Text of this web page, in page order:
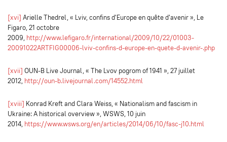
[xvi] Arielle Thedrel, « Lviv, confins d'Europe en quête d'avenir », Le
Figaro, 21 octobre
2009, http://www.lefigaro.fr/international/2009/10/22/01003-
20091022ARTFIG00006-lviv-confins-d-europe-en-quete-d-avenir-.php
[xvii] OUN-B Live Journal, « The Lvov pogrom of 1941 », 27 juillet
2012, http://oun-b.livejournal.com/14552.html
[xviii] Konrad Kreft and Clara Weiss, « Nationalism and fascism in
Ukraine: A historical overview », WSWS, 10 juin
2014, https://www.wsws.org/en/articles/2014/06/10/fasc-j10.html